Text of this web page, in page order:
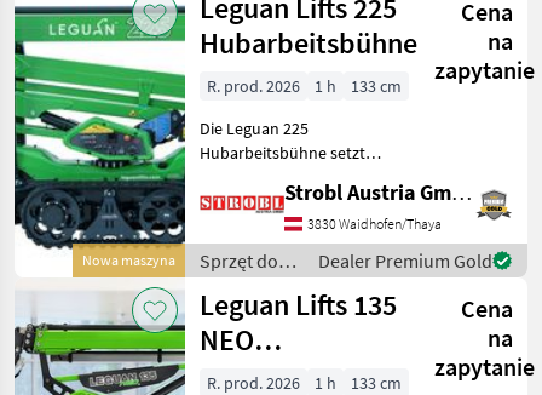
dealerów
drobne
drzew /
Leguan Lifts
Nowa maszyna
Leguan Lifts 225
Hubarbeitsbühne
Cena
na
zapytanie
R. prod. 2026 1 h
133 cm
Die Leguan 225
Hubarbeitsbühne setzt
Branche und bietet mit
einer Arbeitshöhe von 22, 5
Metern und einem
Gesamtgewicht von nur 3, 5
Tonnen inklusi
Strobl Austria GmbH
3830 Waidhofen/Thaya
Sprzęt do
pielęgnacji
drzew /
Leguan Lifts
Dealer Premium Gold
Leguan Lifts 135
NEO
Hubarbeitsbühne
Cena
na
zapytanie
R. prod. 2026 1 h
133 cm